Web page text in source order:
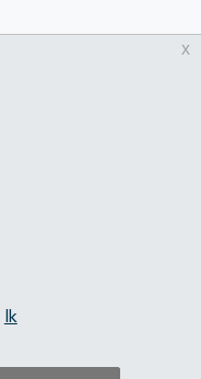
Ik
x